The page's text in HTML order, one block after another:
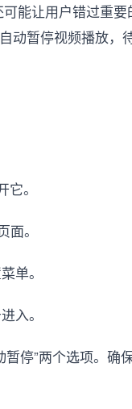
能让用户错过重要
动暂停视频播放，
。
。
单。
入。
停”两个选项。确